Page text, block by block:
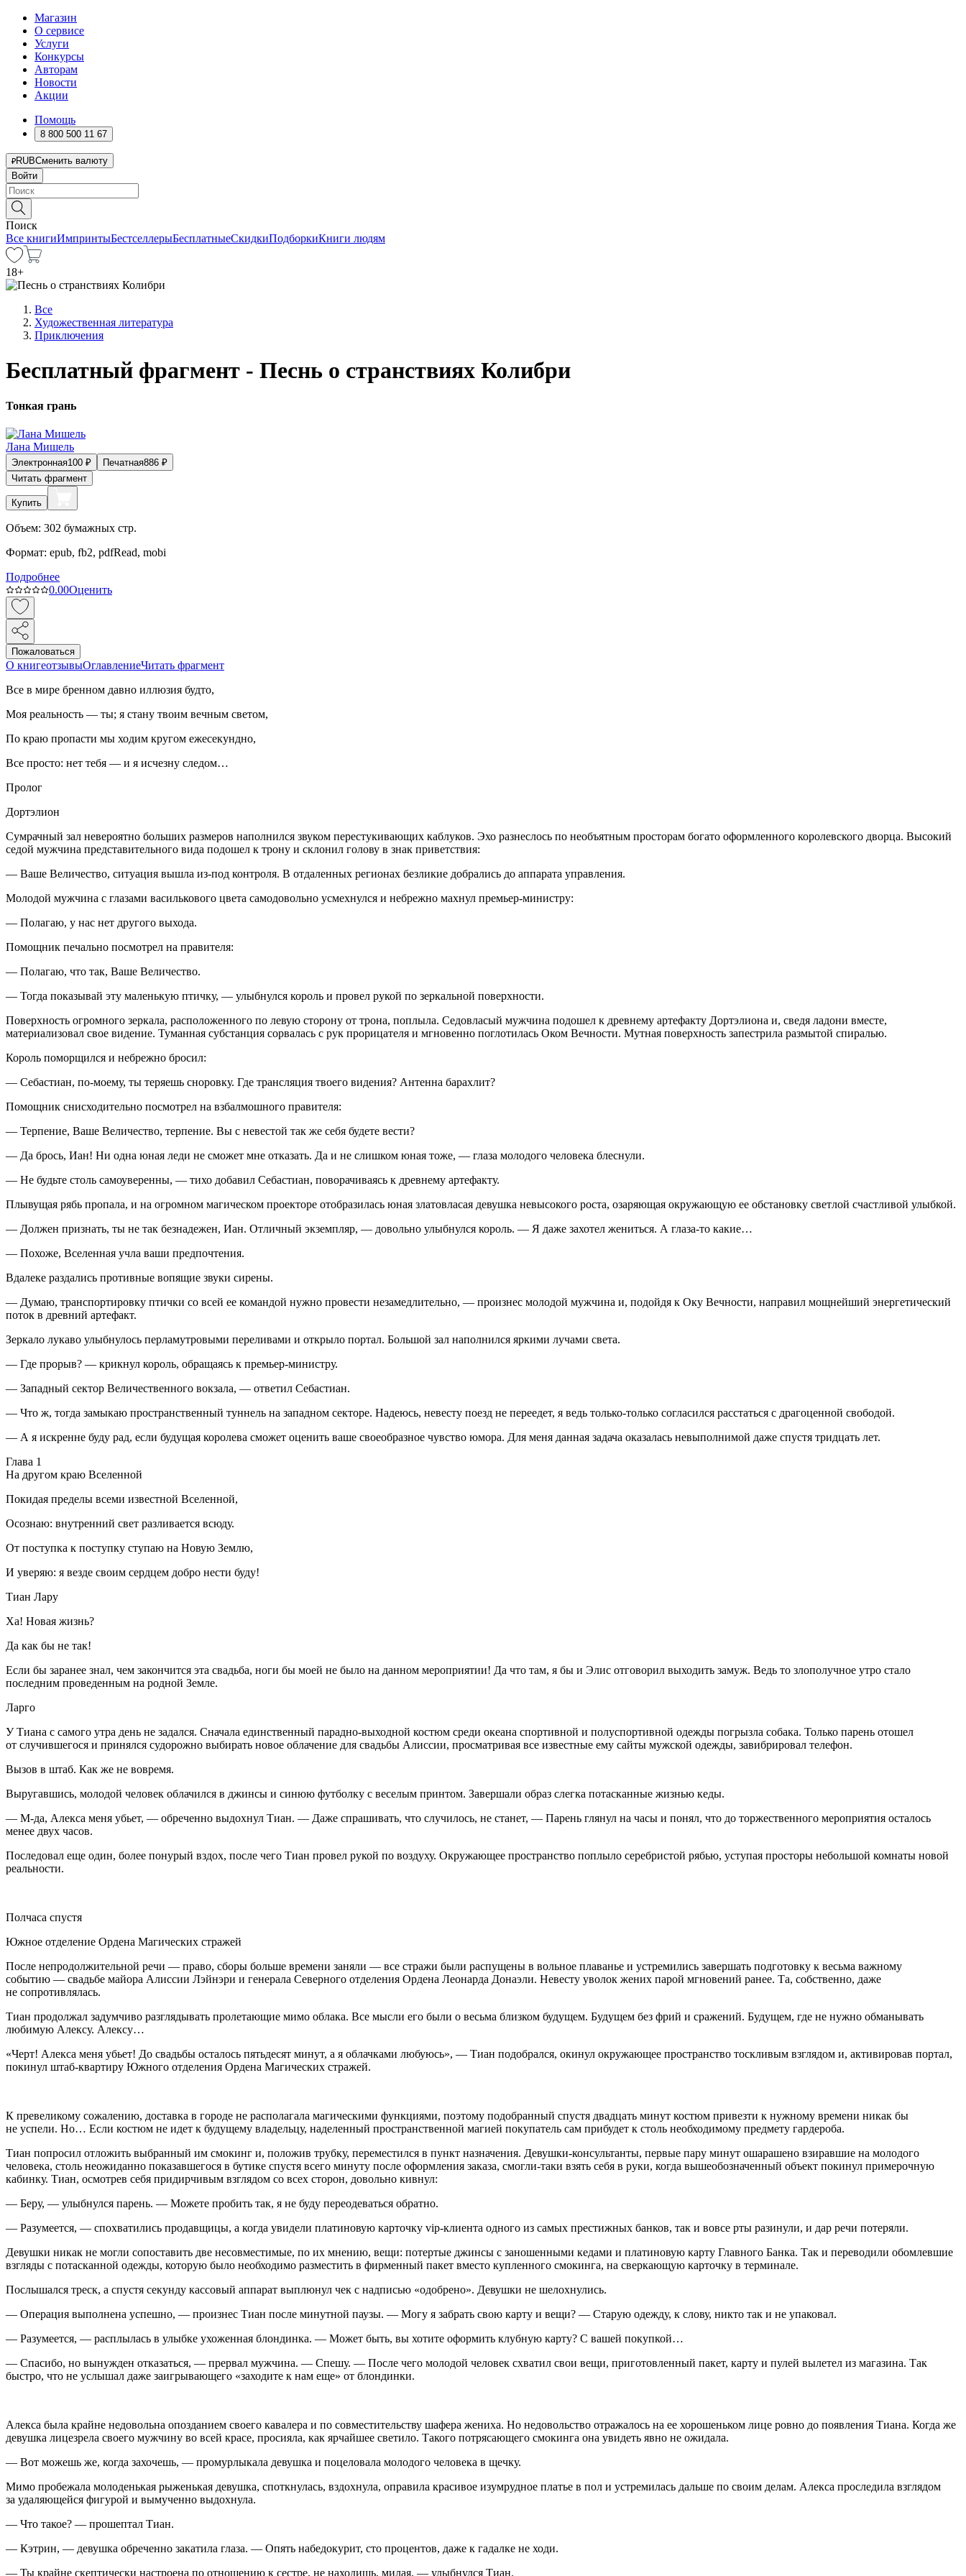
Магазин
О сервисе
Услуги
Конкурсы
Авторам
Новости
Акции
Помощь
8 800 500 11 67
RUBСменить валюту
Войти
Поиск
Все книгиИмпринтыБестселлерыБесплатныеСкидкиПодборкиКниги людям
18+
Все
Художественная литература
Приключения
Бесплатный фрагмент - Песнь о странствиях Колибри
Тонкая грань
Лана Мишель
Электронная100 ₽ Печатная886 ₽
Читать фрагмент
Купить
Объем: 302 бумажных стр.
Формат: epub, fb2, pdfRead, mobi
Подробнее
0.00Оценить
Пожаловаться
О книгеотзывыОглавлениеЧитать фрагмент
Все в мире бренном давно иллюзия будто,
Моя реальность — ты; я стану твоим вечным светом,
По краю пропасти мы ходим кругом ежесекундно,
Все просто: нет тебя — и я исчезну следом…
Пролог
Дортэлион
Сумрачный зал невероятно больших размеров наполнился звуком перестукивающих каблуков. Эхо разнеслось по необъятным просторам богато оформленного королевского дворца. Высокий
седой мужчина представительного вида подошел к трону и склонил голову в знак приветствия:
— Ваше Величество, ситуация вышла из-под контроля. В отдаленных регионах безликие добрались до аппарата управления.
Молодой мужчина с глазами василькового цвета самодовольно усмехнулся и небрежно махнул премьер-министру:
— Полагаю, у нас нет другого выхода.
Помощник печально посмотрел на правителя:
— Полагаю, что так, Ваше Величество.
— Тогда показывай эту маленькую птичку, — улыбнулся король и провел рукой по зеркальной поверхности.
Поверхность огромного зеркала, расположенного по левую сторону от трона, поплыла. Седовласый мужчина подошел к древнему артефакту Дортэлиона и, сведя ладони вместе,
материализовал свое видение. Туманная субстанция сорвалась с рук прорицателя и мгновенно поглотилась Оком Вечности. Мутная поверхность запестрила размытой спиралью.
Король поморщился и небрежно бросил:
— Себастиан, по-моему, ты теряешь сноровку. Где трансляция твоего видения? Антенна барахлит?
Помощник снисходительно посмотрел на взбалмошного правителя:
— Терпение, Ваше Величество, терпение. Вы с невестой так же себя будете вести?
— Да брось, Иан! Ни одна юная леди не сможет мне отказать. Да и не слишком юная тоже, — глаза молодого человека блеснули.
— Не будьте столь самоуверенны, — тихо добавил Себастиан, поворачиваясь к древнему артефакту.
Плывущая рябь пропала, и на огромном магическом проекторе отобразилась юная златовласая девушка невысокого роста, озаряющая окружающую ее обстановку светлой счастливой улыбкой.
— Должен признать, ты не так безнадежен, Иан. Отличный экземпляр, — довольно улыбнулся король. — Я даже захотел жениться. А глаза-то какие…
— Похоже, Вселенная учла ваши предпочтения.
Вдалеке раздались противные вопящие звуки сирены.
— Думаю, транспортировку птички со всей ее командой нужно провести незамедлительно, — произнес молодой мужчина и, подойдя к Оку Вечности, направил мощнейший энергетический
поток в древний артефакт.
Зеркало лукаво улыбнулось перламутровыми переливами и открыло портал. Большой зал наполнился яркими лучами света.
— Где прорыв? — крикнул король, обращаясь к премьер-министру.
— Западный сектор Величественного вокзала, — ответил Себастиан.
— Что ж, тогда замыкаю пространственный туннель на западном секторе. Надеюсь, невесту поезд не переедет, я ведь только-только согласился расстаться с драгоценной свободой.
— А я искренне буду рад, если будущая королева сможет оценить ваше своеобразное чувство юмора. Для меня данная задача оказалась невыполнимой даже спустя тридцать лет.
Глава 1
На другом краю Вселенной
Покидая пределы всеми известной Вселенной,
Осознаю: внутренний свет разливается всюду.
От поступка к поступку ступаю на Новую Землю,
И уверяю: я везде своим сердцем добро нести буду!
Тиан Лару
Ха! Новая жизнь?
Да как бы не так!
Если бы заранее знал, чем закончится эта свадьба, ноги бы моей не было на данном мероприятии! Да что там, я бы и Элис отговорил выходить замуж. Ведь то злополучное утро стало
последним проведенным на родной Земле.
Ларго
У Тиана с самого утра день не задался. Сначала единственный парадно-выходной костюм среди океана спортивной и полуспортивной одежды погрызла собака. Только парень отошел
от случившегося и принялся судорожно выбирать новое облачение для свадьбы Алиссии, просматривая все известные ему сайты мужской одежды, завибрировал телефон.
Вызов в штаб. Как же не вовремя.
Выругавшись, молодой человек облачился в джинсы и синюю футболку с веселым принтом. Завершали образ слегка потасканные жизнью кеды.
— М-да, Алекса меня убьет, — обреченно выдохнул Тиан. — Даже спрашивать, что случилось, не станет, — Парень глянул на часы и понял, что до торжественного мероприятия осталось
менее двух часов.
Последовал еще один, более понурый вздох, после чего Тиан провел рукой по воздуху. Окружающее пространство поплыло серебристой рябью, уступая просторы небольшой комнаты новой
реальности.
Полчаса спустя
Южное отделение Ордена Магических стражей
После непродолжительной речи — право, сборы больше времени заняли — все стражи были распущены в вольное плаванье и устремились завершать подготовку к весьма важному
событию — свадьбе майора Алиссии Лэйнэри и генерала Северного отделения Ордена Леонарда Донаэли. Невесту уволок жених парой мгновений ранее. Та, собственно, даже
не сопротивлялась.
Тиан продолжал задумчиво разглядывать пролетающие мимо облака. Все мысли его были о весьма близком будущем. Будущем без фрий и сражений. Будущем, где не нужно обманывать
любимую Алексу. Алексу…
«Черт! Алекса меня убьет! До свадьбы осталось пятьдесят минут, а я облачками любуюсь», — Тиан подобрался, окинул окружающее пространство тоскливым взглядом и, активировав портал,
покинул штаб-квартиру Южного отделения Ордена Магических стражей.
К превеликому сожалению, доставка в городе не располагала магическими функциями, поэтому подобранный спустя двадцать минут костюм привезти к нужному времени никак бы
не успели. Но… Если костюм не идет к будущему владельцу, наделенный пространственной магией покупатель сам прибудет к столь необходимому предмету гардероба.
Тиан попросил отложить выбранный им смокинг и, положив трубку, переместился в пункт назначения. Девушки-консультанты, первые пару минут ошарашено взиравшие на молодого
человека, столь неожиданно показавшегося в бутике спустя всего минуту после оформления заказа, смогли-таки взять себя в руки, когда вышеобозначенный объект покинул примерочную
кабинку. Тиан, осмотрев себя придирчивым взглядом со всех сторон, довольно кивнул:
— Беру, — улыбнулся парень. — Можете пробить так, я не буду переодеваться обратно.
— Разумеется, — спохватились продавщицы, а когда увидели платиновую карточку vip-клиента одного из самых престижных банков, так и вовсе рты разинули, и дар речи потеряли.
Девушки никак не могли сопоставить две несовместимые, по их мнению, вещи: потертые джинсы с заношенными кедами и платиновую карту Главного Банка. Так и переводили обомлевшие
взгляды с потасканной одежды, которую было необходимо разместить в фирменный пакет вместо купленного смокинга, на сверкающую карточку в терминале.
Послышался треск, а спустя секунду кассовый аппарат выплюнул чек с надписью «одобрено». Девушки не шелохнулись.
— Операция выполнена успешно, — произнес Тиан после минутной паузы. — Могу я забрать свою карту и вещи? — Старую одежду, к слову, никто так и не упаковал.
— Разумеется, — расплылась в улыбке ухоженная блондинка. — Может быть, вы хотите оформить клубную карту? С вашей покупкой…
— Спасибо, но вынужден отказаться, — прервал мужчина. — Спешу. — После чего молодой человек схватил свои вещи, приготовленный пакет, карту и пулей вылетел из магазина. Так
быстро, что не услышал даже заигрывающего «заходите к нам еще» от блондинки.
Алекса была крайне недовольна опозданием своего кавалера и по совместительству шафера жениха. Но недовольство отражалось на ее хорошеньком лице ровно до появления Тиана. Когда же
девушка лицезрела своего мужчину во всей красе, просияла, как ярчайшее светило. Такого потрясающего смокинга она увидеть явно не ожидала.
— Вот можешь же, когда захочешь, — промурлыкала девушка и поцеловала молодого человека в щечку.
Мимо пробежала молоденькая рыженькая девушка, споткнулась, вздохнула, оправила красивое изумрудное платье в пол и устремилась дальше по своим делам. Алекса проследила взглядом
за удаляющейся фигурой и вымученно выдохнула.
— Что такое? — прошептал Тиан.
— Кэтрин, — девушка обреченно закатила глаза. — Опять набедокурит, сто процентов, даже к гадалке не ходи.
— Ты крайне скептически настроена по отношению к сестре, не находишь, милая, — улыбнулся Тиан.